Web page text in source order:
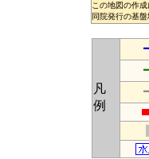
この地図の作
同院発行の基
凡
例